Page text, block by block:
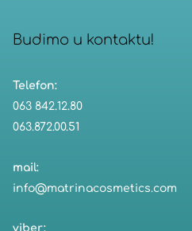
Budimo u kontaktu!​
Telefon:
063 842.12.80
063.872.00.51
mail:
info@matrinacosmetics.com
viber: